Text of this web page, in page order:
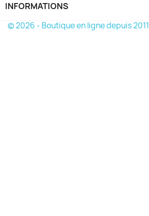
INFORMATIONS
© 2026 - Boutique en ligne depuis 2011